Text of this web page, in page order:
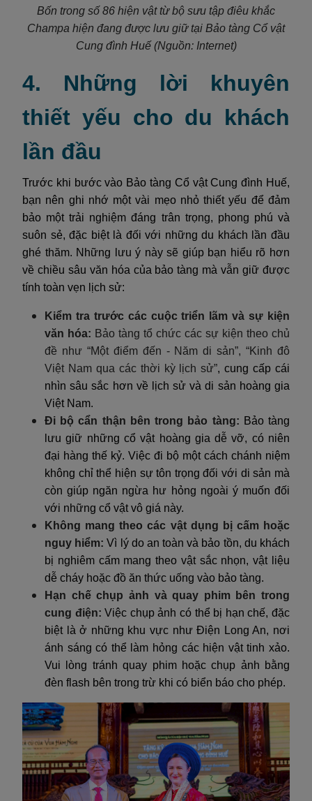
Bốn trong số 86 hiện vật từ bộ sưu tập điêu khắc
Champa hiện đang được lưu giữ tại Bảo tàng Cổ vật
Cung đình Huế (Nguồn: Internet)
4. Những lời khuyên
thiết yếu cho du khách
lần đầu
Trước khi bước vào Bảo tàng Cổ vật Cung đình Huế,
bạn nên ghi nhớ một vài mẹo nhỏ thiết yếu để đảm
bảo một trải nghiệm đáng trân trọng, phong phú và
suôn sẻ, đặc biệt là đối với những du khách lần đầu
ghé thăm. Những lưu ý này sẽ giúp bạn hiểu rõ hơn
về chiều sâu văn hóa của bảo tàng mà vẫn giữ được
tính toàn vẹn lịch sử:
Kiểm tra trước các cuộc triển lãm và sự kiện
văn hóa: Bảo tàng tổ chức các sự kiện theo chủ
đề như “Một điểm đến - Năm di sản”, “Kinh đô
Việt Nam qua các thời kỳ lịch sử”, cung cấp cái
nhìn sâu sắc hơn về lịch sử và di sản hoàng gia
Việt Nam.
Đi bộ cẩn thận bên trong bảo tàng: Bảo tàng
lưu giữ những cổ vật hoàng gia dễ vỡ, có niên
đại hàng thế kỷ. Việc đi bộ một cách chánh niệm
không chỉ thể hiện sự tôn trọng đối với di sản mà
còn giúp ngăn ngừa hư hỏng ngoài ý muốn đối
với những cổ vật vô giá này.
Không mang theo các vật dụng bị cấm hoặc
nguy hiểm:Vì lý do an toàn và bảo tồn, du khách
bị nghiêm cấm mang theo vật sắc nhọn, vật liệu
dễ cháy hoặc đồ ăn thức uống vào bảo tàng.
Hạn chế chụp ảnh và quay phim bên trong
cung điện:Việc chụp ảnh có thể bị hạn chế, đặc
biệt là ở những khu vực như Điện Long An, nơi
ánh sáng có thể làm hỏng các hiện vật tinh xảo.
Vui lòng tránh quay phim hoặc chụp ảnh bằng
đèn flash bên trong trừ khi có biển báo cho phép.